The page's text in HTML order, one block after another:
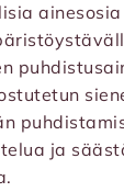
ainesosia
ja